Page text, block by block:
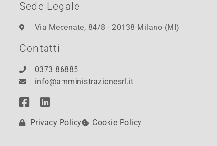
Sede Legale
Via Mecenate, 84/8 - 20138 Milano (MI)
Contatti
0373 86885
info@amministrazionesrl.it
Privacy Policy Cookie Policy